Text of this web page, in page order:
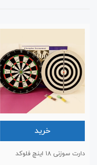
خرید
دارت سوزنی ۱۸ اینچ فلوکد